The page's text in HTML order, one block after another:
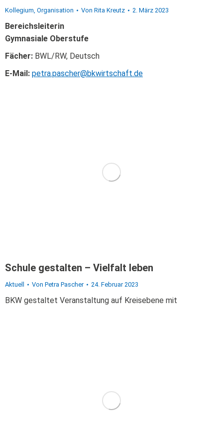
Kollegium, Organisation Von Rita Kreutz 2. März 2023
Bereichsleiterin
Gymnasiale Oberstufe
Fächer: BWL/RW, Deutsch
E-Mail: petra.pascher@bkwirtschaft.de
Schule gestalten – Vielfalt leben
Aktuell Von Petra Pascher 24. Februar 2023
BKW gestaltet Veranstaltung auf Kreisebene mit